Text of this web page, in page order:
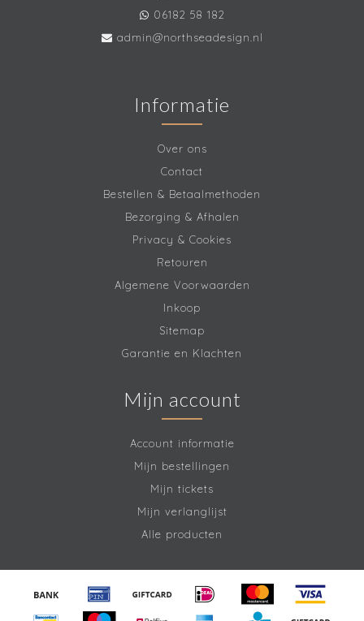
06182 58 182
admin@northseadesign.nl
Informatie
Over ons
Contact
Bestellen & Betaalmethoden
Bezorging & Afhalen
Privacy & Cookies
Retouren
Algemene Voorwaarden
Inkoop
Sitemap
Garantie en Klachten
Mijn account
Account informatie
Mijn bestellingen
Mijn tickets
Mijn verlanglijst
Alle producten